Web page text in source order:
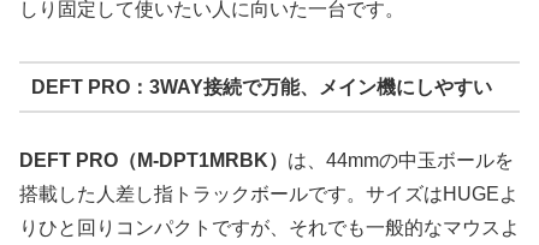
しり固定して使いたい人に向いた一台です。
DEFT PRO：3WAY接続で万能、メイン機にしやすい
DEFT PRO（M-DPT1MRBK） は、44mmの中玉ボールを
搭載した人差し指トラックボールです。サイズはHUGEよ
りひと回りコンパクトですが、それでも一般的なマウスよ